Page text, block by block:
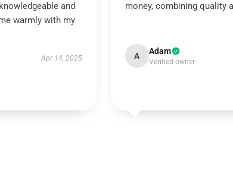
and
warmly with my
Apr 14, 2025
money, combining quality
A Adam
Verified owner